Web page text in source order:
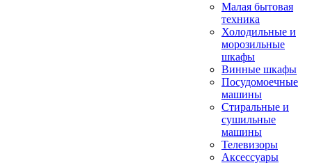
Малая бытовая
техника
Холодильные и
морозильные
шкафы
Винные шкафы
Посудомоечные
машины
Стиральные и
сушильные
машины
Телевизоры
Аксессуары